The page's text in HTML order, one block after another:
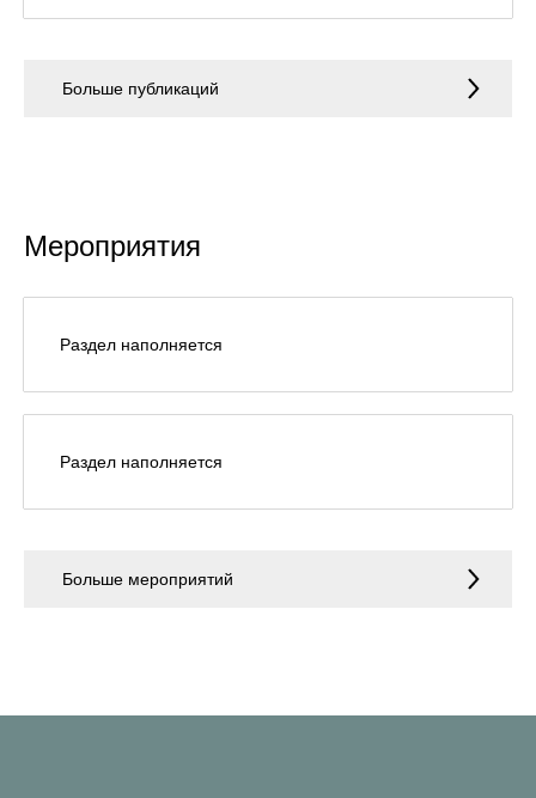
Больше публикаций
Мероприятия
Раздел наполняется
Раздел наполняется
Больше мероприятий
Юридическая фирма LAARTS, 2024